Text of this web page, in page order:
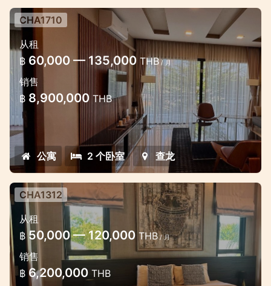
CHA1710
从租
฿ 60,000 — 135,000 THB / 月
销售
฿ 8,900,000 THB
公寓 2 个卧室 查龙
CHA1312
从租
฿ 50,000 — 120,000 THB/ 月
销售
฿ 6,200,000 THB